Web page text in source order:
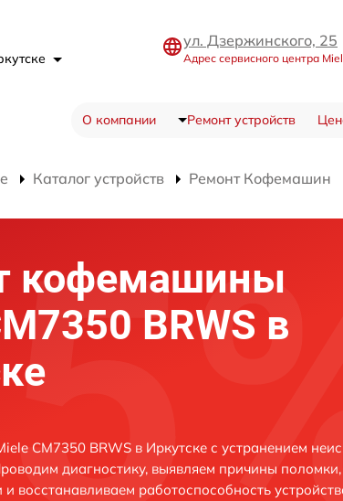
ул. Дзержинского, 25
Адрес сервисного центра
О компании Ремонт устройств
Каталог устройств Ремонт Кофемашин
кофемашины
BRWS в
CM7350 BRWS в Иркутске с устранением
диагностику, выявляем причины
восстанавливаем работоспособность